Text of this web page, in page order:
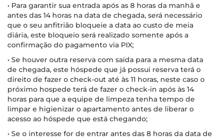
• Para garantir sua entrada após as 8 horas da manhã e
antes das 14 horas na data de chegada, será necessário
que o seu anfitrião bloqueie a data ao custo de meia
diária, este bloqueio será realizado somente após a
confirmação do pagamento via PIX;
• Se houver outra reserva com saída para a mesma data
de chegada, este hóspede que já possui reserva terá o
direito de fazer o check-out até às 11 horas, neste caso o
próximo hospede terá de fazer o check-in após às 14
horas para que a equipe de limpeza tenha tempo de
limpar e higienizar o apartamento antes de liberar o
acesso ao hóspede que está chegando;
• Se o interesse for de entrar antes das 8 horas da data de